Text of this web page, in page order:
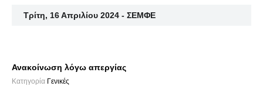
Τρίτη, 16 Απριλίου 2024 - ΣΕΜΦΕ
Ανακοίνωση λόγω απεργίας
Κατηγορία Γενικές